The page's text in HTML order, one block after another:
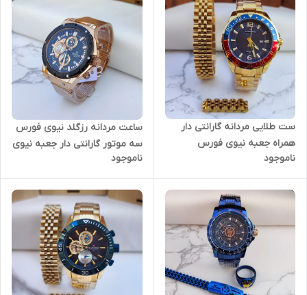
ست طلایی مردانه گارانتی دار
همراه جعبه نیوی فورس
ناموجود
ساعت مردانه رزگلد نیوی فورس
سه موتور گارانتی دار جعبه نیوی
فورس
ناموجود